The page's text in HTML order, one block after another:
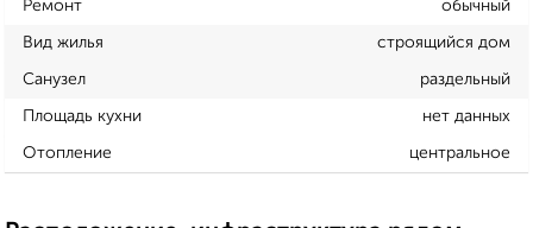
Ремонт обычный
Вид жилья строящийся дом
Санузел раздельный
Площадь кухни нет данных
Отопление центральное